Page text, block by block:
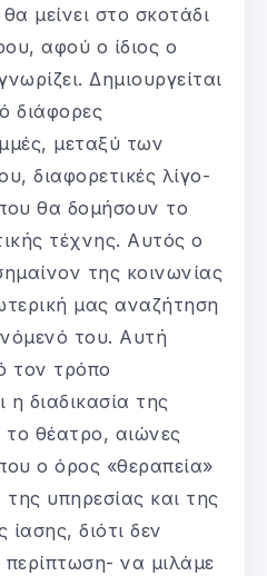
μείνει στο σκοτάδι
αφού ο ίδιος ο
Δημιουργείται
διάφορες
μεταξύ των
διαφορετικές λίγο-
θα δομήσουν το
τέχνης. Αυτός ο
της κοινωνίας
μας αναζήτηση
του. Αυτή
τον τρόπο
διαδικασία της
θέατρο, αιώνες
ο όρος «θεραπεία»
υπηρεσίας και της
ίασης, διότι δεν
να μιλάμε